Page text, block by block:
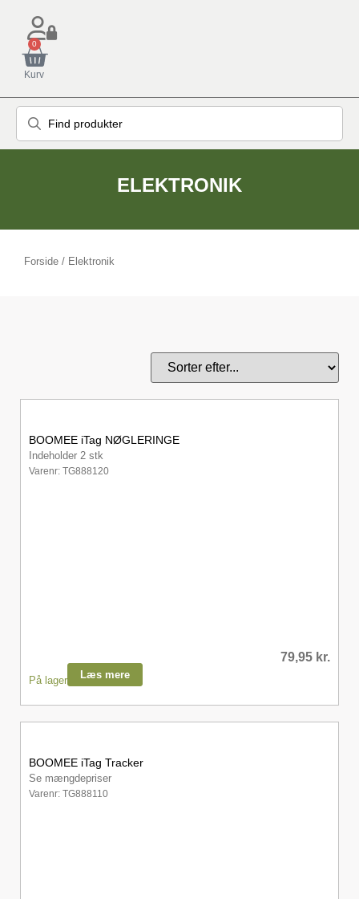
0
Kurv
ELEKTRONIK
Forside / Elektronik
BOOMEE iTag NØGLERINGE
Indeholder 2 stk
Varenr: TG888120
79,95 kr.
På lager Læs mere
BOOMEE iTag Tracker
Se mængdepriser
Varenr: TG888110